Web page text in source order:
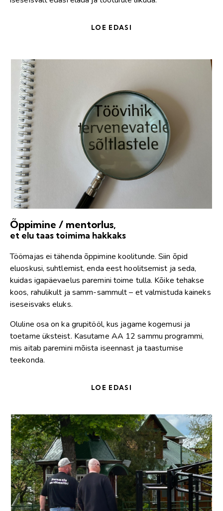
LOE EDASI
Õppimine / mentorlus,
et elu taas toimima hakkaks
Töömajas ei tähenda õppimine koolitunde. Siin õpid
eluoskusi, suhtlemist, enda eest hoolitsemist ja seda,
kuidas igapäevaelus paremini toime tulla. Kõike tehakse
koos, rahulikult ja samm-sammult – et valmistuda kaineks
iseseisvaks eluks.
Oluline osa on ka grupitööl, kus jagame kogemusi ja
toetame üksteist. Kasutame AA 12 sammu programmi,
mis aitab paremini mõista iseennast ja taastumise
teekonda.
LOE EDASI